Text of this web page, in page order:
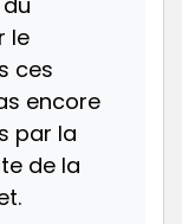
le
ces
encore
par la
de la